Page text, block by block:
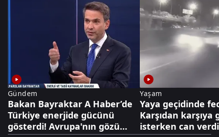
Gündem
Bakan Bayraktar A Haber’de
Türkiye enerjide gücünü
gösterdi! Avrupa'nın gözü
Yaşam
Yaya geçidinde
Karşıdan karşıya
isterken can